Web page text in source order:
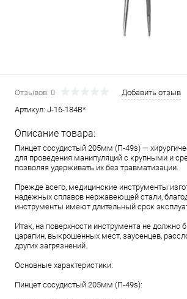
Отзывов: 0
Добавить отзыв
Артикул: J-16-184B*
Описание товара:
Пинцет сосудистый 205мм (П-49s) —
для проведения манипуляций с крупными и
позволяя удерживать их без травматизации.
Прежде всего, медицинские инструменты
надежных сплавов нержавеющей стали,
инструменты имеют длительный срок
Итак, на поверхности инструмента не должно
царапин, выкрошенных мест, заусенцев,
других загрязнений.
Основные характеристики:
Пинцет сосудистый 205мм (П-49s):